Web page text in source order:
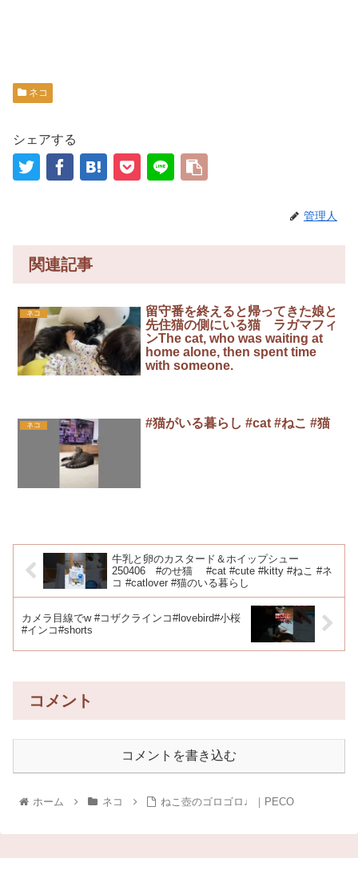
ネコ
シェアする
管理人
関連記事
ネコ
留守番を終えると帰ってきた娘と
先住猫の側にいる猫 ラガマフィ
ンThe cat, who was waiting at
home alone, then spent time
with someone.
ネコ #猫がいる暮らし #cat #ねこ #猫
牛乳と卵のカスタード＆ホイップシュー
250406 #のせ猫 #cat #cute #kitty #ねこ #ネ
コ #catlover #猫のいる暮らし
カメラ目線でw #コザクラインコ#lovebird#小桜
#インコ#shorts
コメント
コメントを書き込む
ホーム ネコ ねこ壺のゴロゴロ♩｜PECO